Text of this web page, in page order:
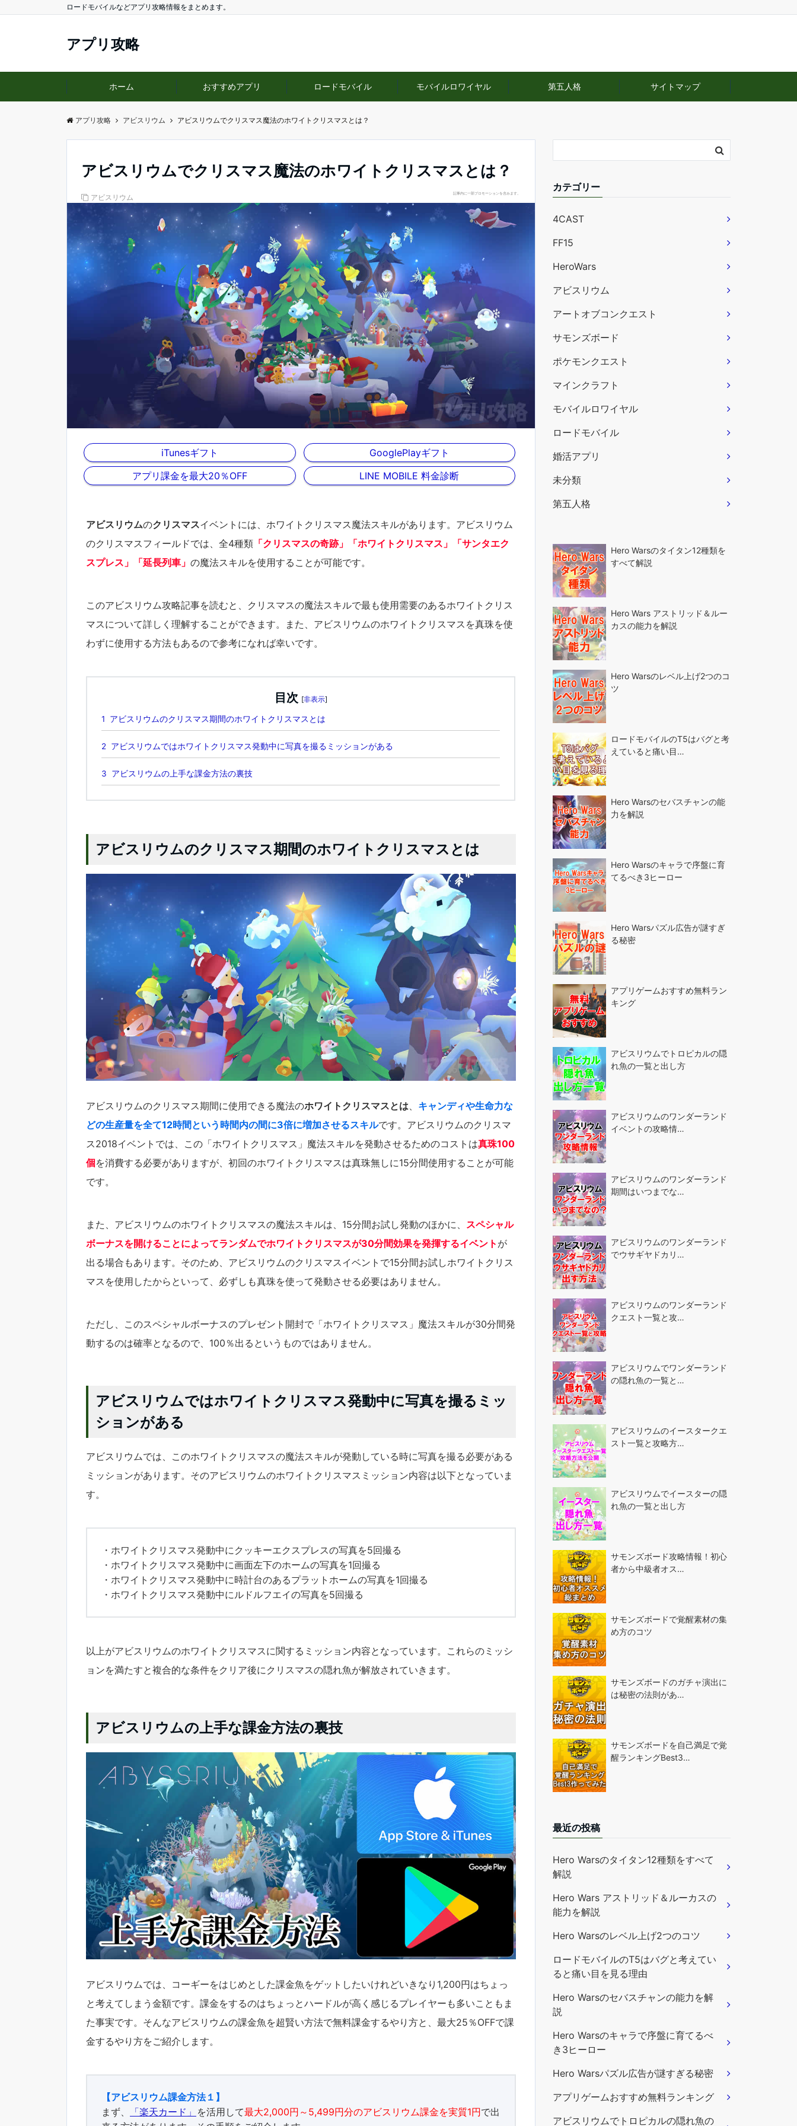
ロードモバイルなどアプリ攻略情報をまとめます。
アプリ攻略
ホーム おすすめアプリ ロードモバイル モバイルロワイヤル 第五人格 サイトマップ
アプリ攻略 アビスリウム アビスリウムでクリスマス魔法のホワイトクリスマスとは？
アビスリウムでクリスマス魔法のホワイトクリスマスとは？
アビスリウム 記事内に一部プロモーションを含みます。
iTunesギフト
GooglePlayギフト
アプリ課金を最大20％OFF
LINE MOBILE 料金診断
アビスリウムのクリスマスイベントには、ホワイトクリスマス魔法スキルがあります。アビスリウム
のクリスマスフィールドでは、全4種類 「クリスマスの奇跡」「ホワイトクリスマス」「サンタエク
スプレス」「延長列車」 の魔法スキルを使用することが可能です。
このアビスリウム攻略記事を読むと、クリスマスの魔法スキルで最も使用需要のあるホワイトクリス
マスについて詳しく理解することができます。また、アビスリウムのホワイトクリスマスを真珠を使
わずに使用する方法もあるので参考になれば幸いです。
目次 [非表示]
1 アビスリウムのクリスマス期間のホワイトクリスマスとは
2 アビスリウムではホワイトクリスマス発動中に写真を撮るミッションがある
3 アビスリウムの上手な課金方法の裏技
アビスリウムのクリスマス期間のホワイトクリスマスとは
アビスリウムのクリスマス期間に使用できる魔法のホワイトクリスマスとは
キャンディや生命力な
どの生産量を全て12時間という時間内の間に3倍に増加させるスキルです。アビスリウムのクリスマ
ス2018イベントでは、この「ホワイトクリスマス」魔法スキルを発動させるためのコストは真珠100
個を消費する必要がありますが、初回のホワイトクリスマスは真珠無しに15分間使用することが可能
です。
また、アビスリウムのホワイトクリスマスの魔法スキルは、15分間お試し発動のほかに、 スペシャル
ボーナスを開けることによってランダムでホワイトクリスマスが30分間効果を発揮するイベント が
出る場合もあります。そのため、アビスリウムのクリスマスイベントで15分間お試しホワイトクリス
マスを使用したからといって、必ずしも真珠を使って発動させる必要はありません。
ただし、このスペシャルボーナスのプレゼント開封で「ホワイトクリスマス」魔法スキルが30分間発
動するのは確率となるので、100％出るというものではありません。
アビスリウムではホワイトクリスマス発動中に写真を撮るミッ
ションがある
アビスリウムでは、このホワイトクリスマスの魔法スキルが発動している時に写真を撮る必要がある
ミッションがあります。そのアビスリウムのホワイトクリスマスミッション内容は以下となっていま
す。
・ホワイトクリスマス発動中にクッキーエクスプレスの写真を5回撮る
・ホワイトクリスマス発動中に画面左下のホームの写真を1回撮る
・ホワイトクリスマス発動中に時計台のあるプラットホームの写真を1回撮る
・ホワイトクリスマス発動中にルドルフエイの写真を5回撮る
以上がアビスリウムのホワイトクリスマスに関するミッション内容となっています。これらのミッシ
ョンを満たすと複合的な条件をクリア後にクリスマスの隠れ魚が解放されていきます。
アビスリウムの上手な課金方法の裏技
アビスリウムでは、コーギーをはじめとした課金魚をゲットしたいけれどいきなり1,200円はちょっ
と考えてしまう金額です。課金をするのはちょっとハードルが高く感じるプレイヤーも多いこともま
た事実です。そんなアビスリウムの課金魚を超賢い方法で無料課金するやり方と、最大25％OFFで課
金するやり方をご紹介します。
【アビスリウム課金方法１】
まず、
「楽天カード」 を活用して最大2,000円～5,499円分のアビスリウム課金を実質1円で出
カテゴリー
4CAST
FF15
HeroWars
アビスリウム
アートオブコンクエスト
サモンズボード
ポケモンクエスト
マインクラフト
モバイルロワイヤル
ロードモバイル
婚活アプリ
未分類
第五人格
Hero Warsのタイタン12種類を
すべて解説
Hero Wars アストリッド＆ルー
カスの能力を解説
Hero Warsのレベル上げ2つのコ
ツ
ロードモバイルのT5はバグと考
えていると痛い目…
Hero Warsのセバスチャンの能
力を解説
Hero Warsのキャラで序盤に育
てるべき3ヒーロー
Hero Warsパズル広告が謎すぎ
る秘密
アプリゲームおすすめ無料ラン
キング
アビスリウムでトロピカルの隠
れ魚の一覧と出し方
アビスリウムのワンダーランド
イベントの攻略情…
アビスリウムのワンダーランド
期間はいつまでな…
アビスリウムのワンダーランド
でウサギヤドカリ…
アビスリウムのワンダーランド
クエスト一覧と攻…
アビスリウムでワンダーランド
の隠れ魚の一覧と…
アビスリウムのイースタークエ
スト一覧と攻略方…
アビスリウムでイースターの隠
れ魚の一覧と出し方
サモンズボード攻略情報！初心
者から中級者オス…
サモンズボードで覚醒素材の集
め方のコツ
サモンズボードのガチャ演出に
は秘密の法則があ…
サモンズボードを自己満足で覚
醒ランキングBest3…
最近の投稿
Hero Warsのタイタン12種類をすべて
解説
Hero Wars アストリッド＆ルーカスの
能力を解説
Hero Warsのレベル上げ2つのコツ
ロードモバイルのT5はバグと考えてい
ると痛い目を見る理由
Hero Warsのセバスチャンの能力を解
説
Hero Warsのキャラで序盤に育てるべ
き3ヒーロー
Hero Warsパズル広告が謎すぎる秘密
アプリゲームおすすめ無料ランキング
アビスリウムでトロピカルの隠れ魚の